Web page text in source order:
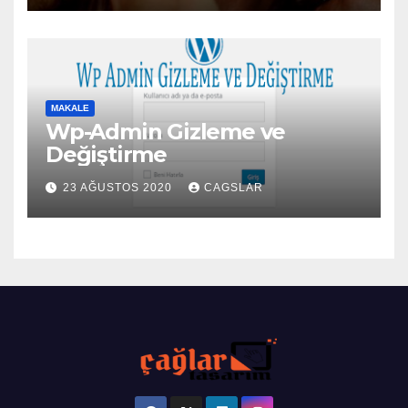
MAKALE
Wp-Admin Gizleme ve
Değiştirme
23 AĞUSTOS 2020 CAGSLAR